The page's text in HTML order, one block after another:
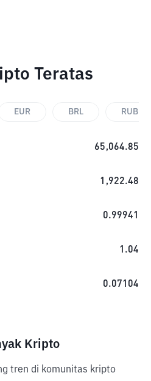
Teratas
EUR BRL RUB
65,064.85
1,922.48
0.99941
1.04
0.07104
Kripto
tren di komunitas kripto